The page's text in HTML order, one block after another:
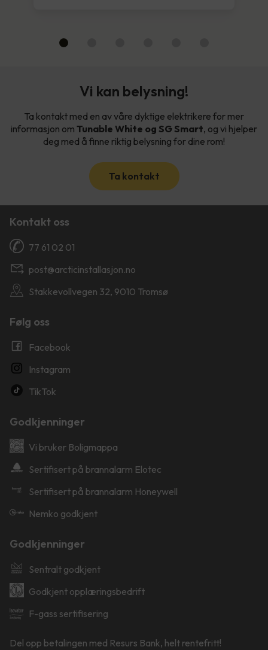
Vi kan belysning!
Ta kontakt med en av våre dyktige elektrikere for mer
informasjon om Tunable White og SG Smart, og vi hjelper
deg med å finne riktig belysning for dine rom!
Ta kontakt
Kontakt oss
77 61 02 01
post@arcticinstallasjon.no
Stakkevollvegen 32, 9010 Tromsø
Følg oss
Facebook
Instagram
TikTok
Godkjenninger
Vi bruker Boligmappa
Sertifisert på brannalarm Elotec
Sertifisert på brannalarm Honeywell
Nemko godkjent
Godkjenninger
Sentralt godkjent
Godkjent opplæringsbedrift
F-gass sertifisering
Del opp betalingen med Resurs Bank, helt rentefritt!